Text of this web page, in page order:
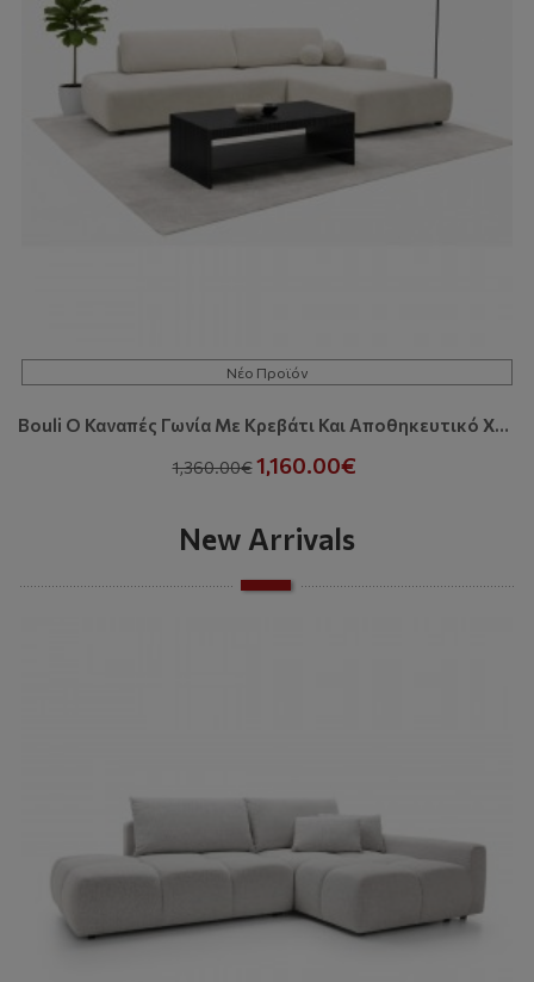
Νέο Προϊόν
Bouli O Καναπές Γωνία Με Κρεβάτι Και Αποθηκευτικό Χώρο
1,360.00€ 1,160.00€
New Arrivals